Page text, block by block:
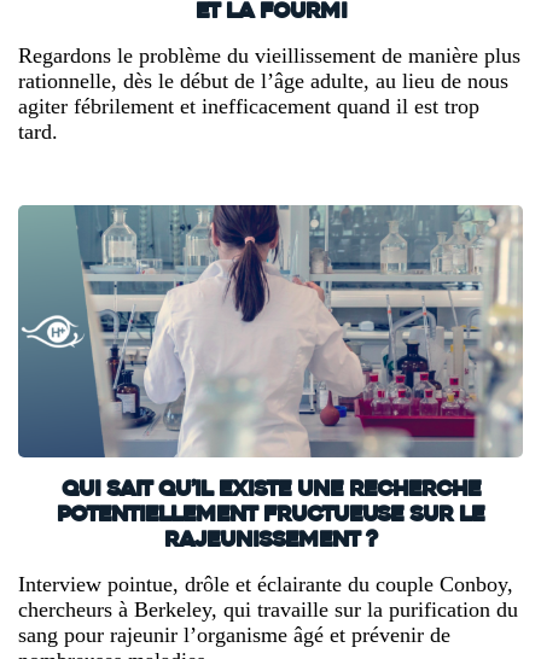
et la fourmi
Regardons le problème du vieillissement de manière plus
rationnelle, dès le début de l’âge adulte, au lieu de nous
agiter fébrilement et inefficacement quand il est trop
tard.
Qui sait qu’il existe une recherche
potentiellement fructueuse sur le
rajeunissement ?
Interview pointue, drôle et éclairante du couple Conboy,
chercheurs à Berkeley, qui travaille sur la purification du
sang pour rajeunir l’organisme âgé et prévenir de